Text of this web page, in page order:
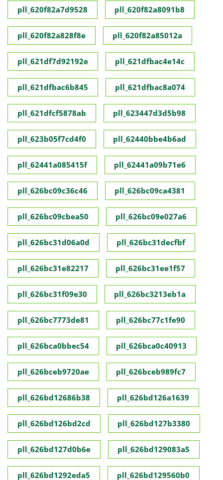
pll_620f82a7d9528 pll_620f82a8091b8
pll_620f82a828f8e pll_620f82a85012a
pll_621df7d92192e pll_621dfbac4e14c
pll_621dfbac6b845 pll_621dfbac8a074
pll_621dfcf5878ab pll_623447d3d5b98
pll_623b05f7cd4f0 pll_62440bbe4b6ad
pll_62441a085415f pll_62441a09b71e6
pll_626bc09c36c46 pll_626bc09ca4381
pll_626bc09cbea50 pll_626bc09e027a6
pll_626bc31d06a0d pll_626bc31decfbf
pll_626bc31e82217 pll_626bc31ee1f57
pll_626bc31f09e30 pll_626bc3213eb1a
pll_626bc7773de81 pll_626bc77c1fe90
pll_626bca0bbec54 pll_626bca0c40913
pll_626bceb9720ae pll_626bceb989fc7
pll_626bd12686b38 pll_626bd126a1639
pll_626bd126bd2cd pll_626bd127b3380
pll_626bd127d0b6e pll_626bd129083a5
pll_626bd1292eda5 pll_626bd129560b0